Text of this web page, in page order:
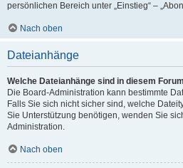
persönlichen Bereich unter „Einstieg“ –
Nach oben
Dateianhänge
Welche Dateianhänge sind in diesem
Die Board-Administration kann bestimmte
Falls Sie sich nicht sicher sind, welche
Sie Unterstützung benötigen, wenden Sie
Administration.
Nach oben